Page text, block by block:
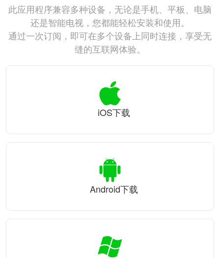
此应用程序兼容多种设备，无论是手机、平板、电脑
还是智能电视，您都能轻松安装和使用。
通过一次订阅，即可在多个设备上同时连接，享受无
缝的互联网体验。
iOS下载
Android下载